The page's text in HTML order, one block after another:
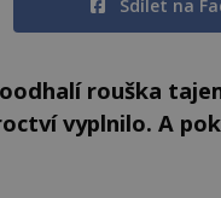
Sdílet na
rouška
vyplnilo. A